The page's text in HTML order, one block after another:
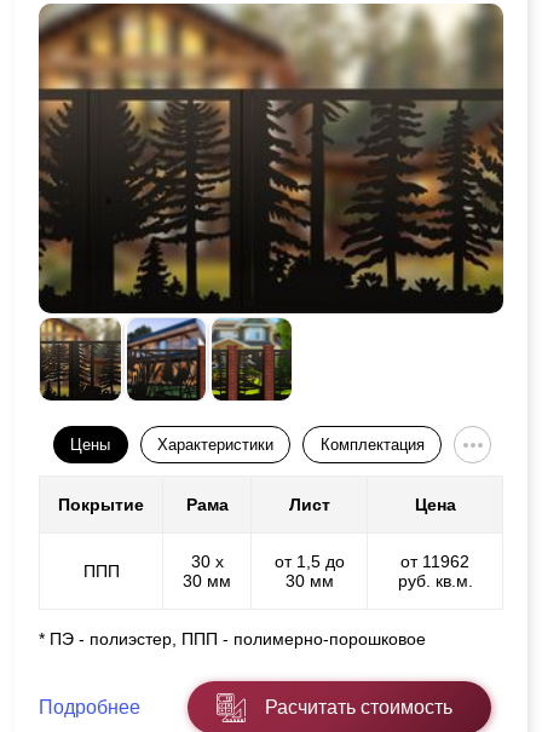
Цены Характеристики Комплектация
Покрытие Рама Лист Цена
ППП
30 х
30 мм
от 1,5 до
30 мм
от 11962
руб. кв.м.
* ПЭ - полиэстер, ППП - полимерно-порошковое
Подробнее Расчитать стоимость